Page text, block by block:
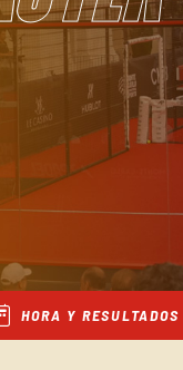
HORA Y RESULTADOS